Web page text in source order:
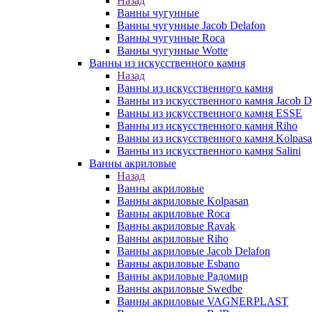
Ванны чугунные
Ванны чугунные Jacob Delafon
Ванны чугунные Roca
Ванны чугунные Wotte
Ванны из искусственного камня
Назад
Ванны из искусственного камня
Ванны из искусственного камня Jacob
Ванны из искусственного камня ESSE
Ванны из искусственного камня Riho
Ванны из искусственного камня
Ванны из искусственного камня Salini
Ванны акриловые
Назад
Ванны акриловые
Ванны акриловые Kolpasan
Ванны акриловые Roca
Ванны акриловые Ravak
Ванны акриловые Riho
Ванны акриловые Jacob Delafon
Ванны акриловые Esbano
Ванны акриловые Радомир
Ванны акриловые Swedbe
Ванны акриловые VAGNERPLAST